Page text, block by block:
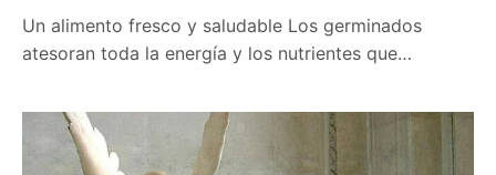
Un alimento fresco y saludable Los germinados
atesoran toda la energía y los nutrientes que…